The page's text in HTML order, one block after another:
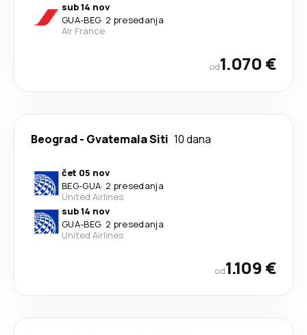
sub 14 nov
GUA-BEG· 2 presedanja
Air France
od1.070 €
Beograd- Gvatemala Siti 10 dana
čet 05 nov
BEG-GUA· 2 presedanja
United Airlines
sub 14 nov
GUA-BEG· 2 presedanja
United Airlines
od1.109 €